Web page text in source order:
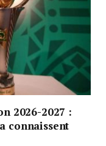
2026-2027 :
connaissent